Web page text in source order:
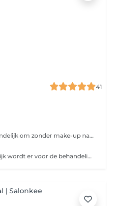
41
Beste klant, Wij vragen u vriendelijk om zonder make-up naar uw gezichtsbehandeling te komen. Zo kunnen wij uw huid beter reinigen en het beste resultaat behalen. Bedankt voor uw medewerking!
Prijs is vanaf 50 maar natuurlijk wordt er voor de behandeling gekeken naar om wat voorn tattoo het gaat. (Prijs kan dus verschillen)